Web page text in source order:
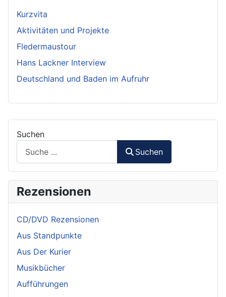
Suchen
Suchen
Rezensionen
CD/DVD Rezensionen
Aus Standpunkte
Aus Der Kurier
Musikbücher
Aufführungen
Kurzvita
Aktivitäten und Projekte
Fledermaustour
Hans Lackner Interview
Deutschland und Baden im Aufruhr